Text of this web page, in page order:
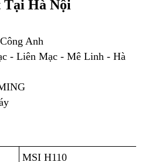
Tại Hà Nội
Anh
- Liên Mạc - Mê Linh - Hà
MSI H110